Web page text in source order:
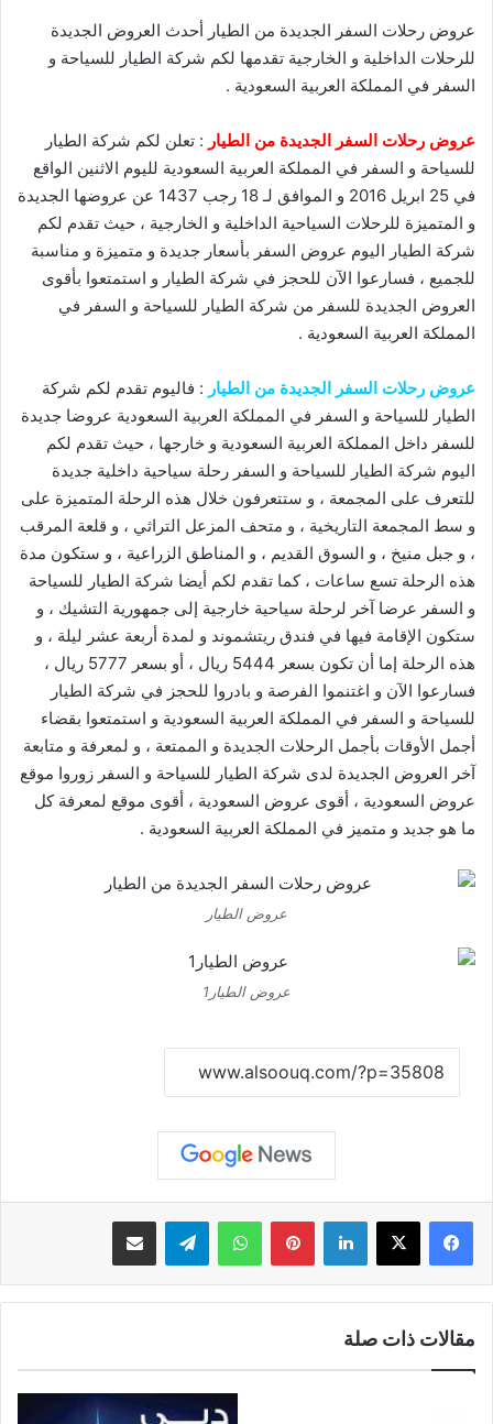
عروض رحلات السفر الجديدة من الطيار أحدث العروض الجديدة
للرحلات الداخلية و الخارجية تقدمها لكم شركة الطيار للسياحة و
السفر في المملكة العربية السعودية .
عروض رحلات السفر الجديدة من الطيار : تعلن لكم شركة الطيار
للسياحة و السفر في المملكة العربية السعودية لليوم الاثنين الواقع
في 25 ابريل 2016 و الموافق لـ 18 رجب 1437 عن عروضها الجديدة
و المتميزة للرحلات السياحية الداخلية و الخارجية ، حيث تقدم لكم
شركة الطيار اليوم عروض السفر بأسعار جديدة و متميزة و مناسبة
للجميع ، فسارعوا الآن للحجز في شركة الطيار و استمتعوا بأقوى
العروض الجديدة للسفر من شركة الطيار للسياحة و السفر في
المملكة العربية السعودية .
عروض رحلات السفر الجديدة من الطيار : فاليوم تقدم لكم شركة
الطيار للسياحة و السفر في المملكة العربية السعودية عروضا جديدة
للسفر داخل المملكة العربية السعودية و خارجها ، حيث تقدم لكم
اليوم شركة الطيار للسياحة و السفر رحلة سياحية داخلية جديدة
للتعرف على المجمعة ، و ستتعرفون خلال هذه الرحلة المتميزة على
و سط المجمعة التاريخية ، و متحف المزعل التراثي ، و قلعة المرقب
، و جبل منيخ ، و السوق القديم ، و المناطق الزراعية ، و ستكون مدة
هذه الرحلة تسع ساعات ، كما تقدم لكم أيضا شركة الطيار للسياحة
و السفر عرضا آخر لرحلة سياحية خارجية إلى جمهورية التشيك ، و
ستكون الإقامة فيها في فندق ريتشموند و لمدة أربعة عشر ليلة ، و
هذه الرحلة إما أن تكون بسعر 5444 ريال ، أو بسعر 5777 ريال ،
فسارعوا الآن و اغتنموا الفرصة و بادروا للحجز في شركة الطيار
للسياحة و السفر في المملكة العربية السعودية و استمتعوا بقضاء
أجمل الأوقات بأجمل الرحلات الجديدة و الممتعة ، و لمعرفة و متابعة
آخر العروض الجديدة لدى شركة الطيار للسياحة و السفر زوروا موقع
عروض السعودية ، أقوى عروض السعودية ، أقوى موقع لمعرفة كل
ما هو جديد و متميز في المملكة العربية السعودية .
عروض الطيار
عروض الطيار1
لينكدإن بينتيريستواتساب تيلقرام مشاركة عبر البريد
مقالات ذات صلة